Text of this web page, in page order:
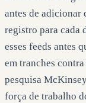
antes de adicionar
registro para cada
esses feeds antes
em tranches
pesquisa
força de trabalho